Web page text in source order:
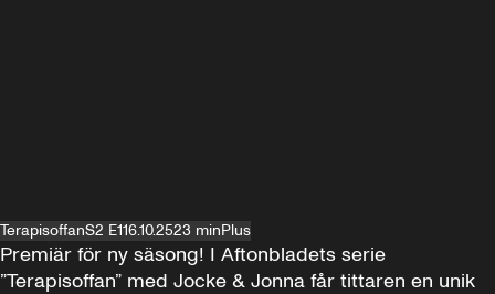
TerapisoffanS2 E116.10.2523 minPlus
Premiär för ny säsong! I Aftonbladets serie
”Terapisoffan” med Jocke & Jonna får tittaren en unik